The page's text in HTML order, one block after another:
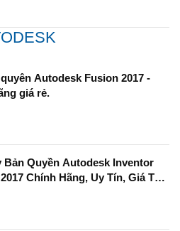
Autodesk Fusion 2017 -
giá rẻ.
Bản Quyền Autodesk Inventor
Chính Hãng, Uy Tín, Giá Tốt